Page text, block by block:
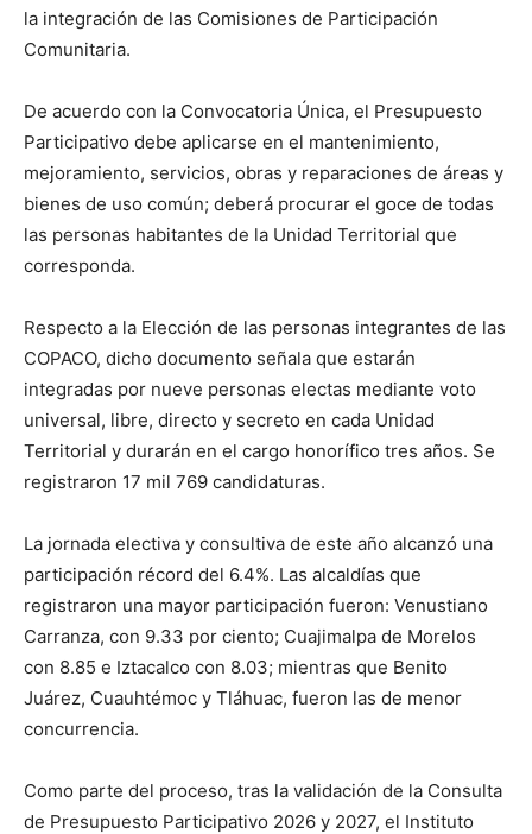
la integración de las Comisiones de Participación
Comunitaria.
De acuerdo con la Convocatoria Única, el Presupuesto
Participativo debe aplicarse en el mantenimiento,
mejoramiento, servicios, obras y reparaciones de áreas y
bienes de uso común; deberá procurar el goce de todas
las personas habitantes de la Unidad Territorial que
corresponda.
Respecto a la Elección de las personas integrantes de las
COPACO, dicho documento señala que estarán
integradas por nueve personas electas mediante voto
universal, libre, directo y secreto en cada Unidad
Territorial y durarán en el cargo honorífico tres años. Se
registraron 17 mil 769 candidaturas.
La jornada electiva y consultiva de este año alcanzó una
participación récord del 6.4%. Las alcaldías que
registraron una mayor participación fueron: Venustiano
Carranza, con 9.33 por ciento; Cuajimalpa de Morelos
con 8.85 e Iztacalco con 8.03; mientras que Benito
Juárez, Cuauhtémoc y Tláhuac, fueron las de menor
concurrencia.
Como parte del proceso, tras la validación de la Consulta
de Presupuesto Participativo 2026 y 2027, el Instituto